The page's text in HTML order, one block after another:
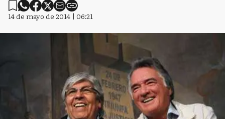
14 de mayo de 2014 | 06:21